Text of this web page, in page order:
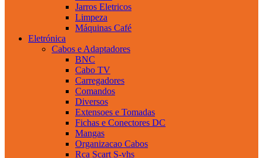
Jarros Eletricos
Limpeza
Máquinas Café
Eletrónica
Cabos e Adaptadores
BNC
Cabo TV
Carregadores
Comandos
Diversos
Extensoes e Tomadas
Fichas e Conectores DC
Mangas
Organizacao Cabos
Rca Scart S-vhs